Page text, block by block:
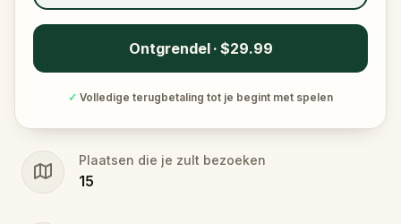
Ontgrendel · $29.99
✓ Volledige terugbetaling tot je begint met spelen
Plaatsen die je zult bezoeken
15